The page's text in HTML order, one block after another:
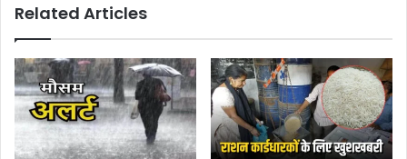
RGH
Related Articles